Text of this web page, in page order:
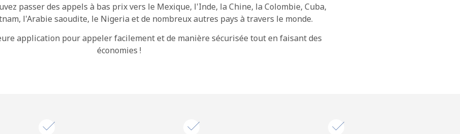
passer des appels à bas prix vers le Mexique, l'Inde, la Chine, la Colombie, Cuba,
l'Arabie saoudite, le Nigeria et de nombreux autres pays à travers le monde.
application pour appeler facilement et de manière sécurisée tout en faisant des
économies !